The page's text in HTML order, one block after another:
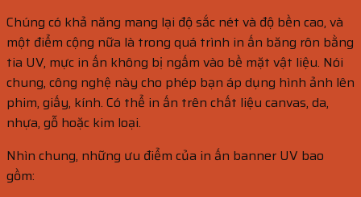
Chúng có khả năng mang lại độ sắc nét và độ bền cao, và
một điểm cộng nữa là trong quá trình in ấn băng rôn bằng
tia UV, mực in ấn không bị ngấm vào bề mặt vật liệu. Nói
chung, công nghệ này cho phép bạn áp dụng hình ảnh lên
phim, giấy, kính. Có thể in ấn trên chất liệu canvas, da,
nhựa, gỗ hoặc kim loại.
Nhìn chung, những ưu điểm của in ấn banner UV bao
gồm: